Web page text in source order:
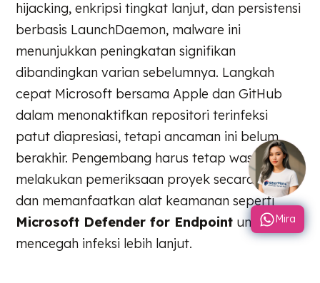
hijacking, enkripsi tingkat lanjut, dan persistensi
berbasis LaunchDaemon, malware ini
menunjukkan peningkatan signifikan
dibandingkan varian sebelumnya. Langkah
cepat Microsoft bersama Apple dan GitHub
dalam menonaktifkan repositori terinfeksi
patut diapresiasi, tetapi ancaman ini belum
berakhir. Pengembang harus tetap waspada,
melakukan pemeriksaan proyek secara rutin,
dan memanfaatkan alat keamanan seperti
Microsoft Defender for Endpoint untuk
mencegah infeksi lebih lanjut.
Mira